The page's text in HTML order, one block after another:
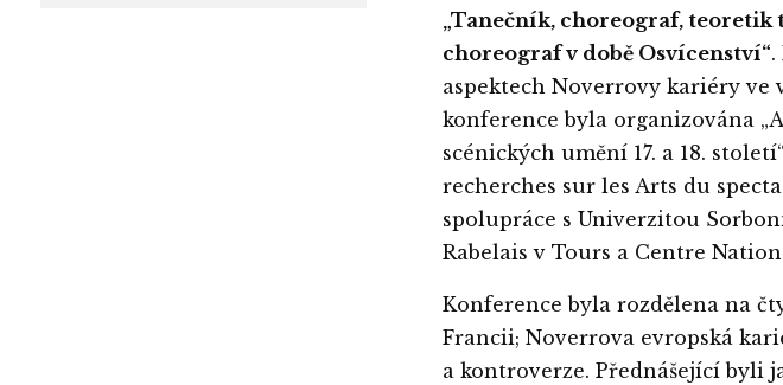
„Tanečník, choreograf, teoretik
choreograf v době Osvícenství“.
aspektech Noverrovy kariéry ve
konference byla organizována
scénických umění 17. a 18.
recherches sur les Arts du
spolupráce s Univerzitou
Rabelais v Tours a Centre
Konference byla rozdělena na
Francii; Noverrova evropská
a kontroverze. Přednášející byli